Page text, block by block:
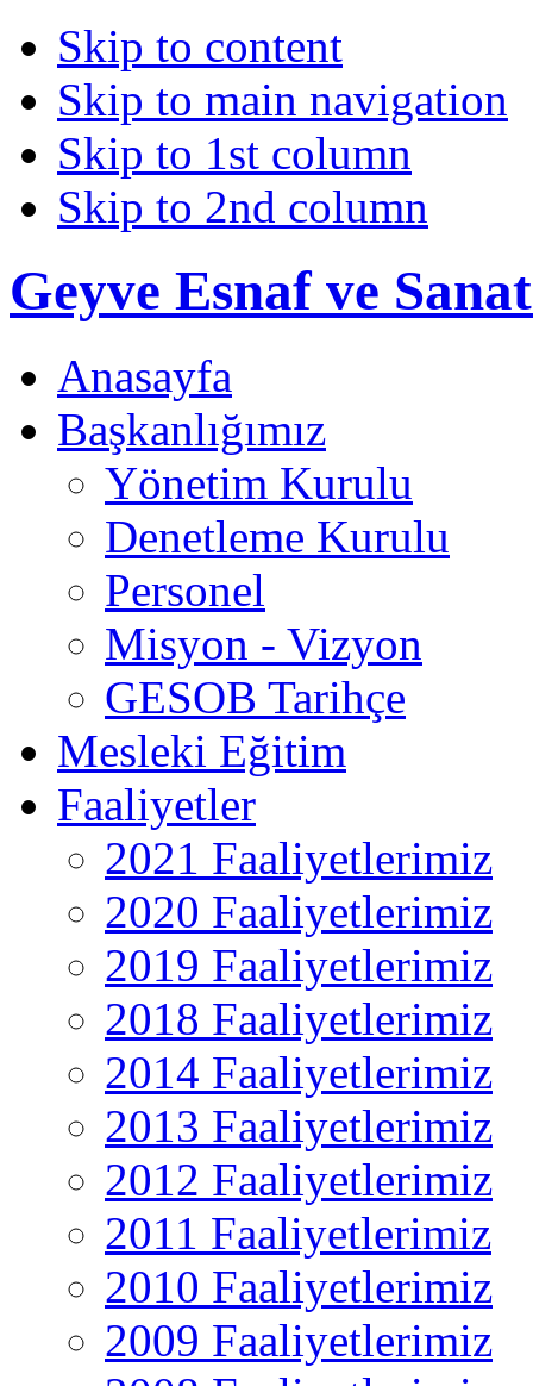
Skip to content
Skip to main navigation
Skip to 1st column
Skip to 2nd column
Geyve Esnaf ve
Anasayfa
Başkanlığımız
Yönetim Kurulu
Denetleme Kurulu
Personel
Misyon - Vizyon
GESOB Tarihçe
Mesleki Eğitim
Faaliyetler
2021 Faaliyetlerimiz
2020 Faaliyetlerimiz
2019 Faaliyetlerimiz
2018 Faaliyetlerimiz
2014 Faaliyetlerimiz
2013 Faaliyetlerimiz
2012 Faaliyetlerimiz
2011 Faaliyetlerimiz
2010 Faaliyetlerimiz
2009 Faaliyetlerimiz